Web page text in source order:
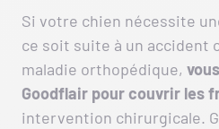
Si votre chien nécessite
ce soit suite à un accident
maladie orthopédique,
Goodflair pour couvrir les
intervention chirurgicale.